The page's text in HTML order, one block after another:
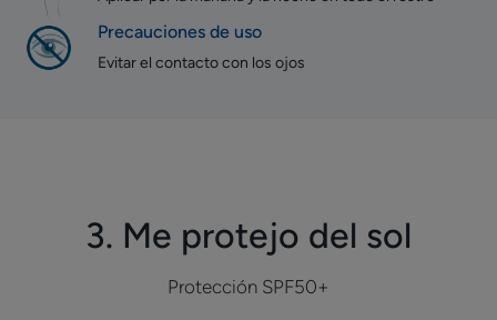
Precauciones de uso
Evitar el contacto con los ojos
3. Me protejo del sol
Protección SPF50+